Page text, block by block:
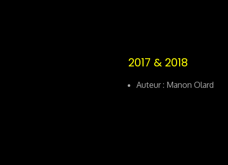
2017 & 2018
Auteur : Manon Olard